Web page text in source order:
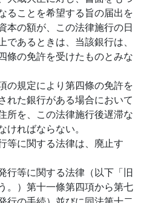
ることを希望する旨の届出を
本の額が、この法律施行の日
であるときは、当該銀行は、
條の免許を受けたものとみな
の規定により第四條の免許を
れた銀行がある場合において
所を、この法律施行後遅滞な
ければならない。
等に関する法律は、廃止す
行等に関する法律（以下「旧
。）第十一條第四項から第七